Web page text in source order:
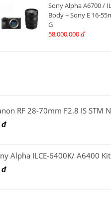
Sony Alpha A6700 /
Body + Sony E 16-
G
58,000,000 đ
đ
đ